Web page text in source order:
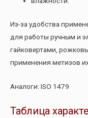
Из-за удобства
для работы ручным и
гайковертами,
применения метизов
Аналоги: ISO 1479
Таблица